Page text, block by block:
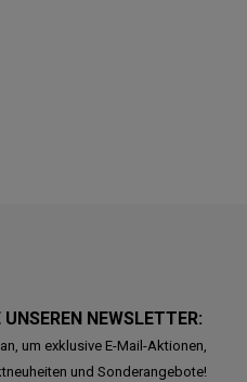
NEWSLETTER:
um exklusive E-Mail-Aktionen,
und Sonderangebote!